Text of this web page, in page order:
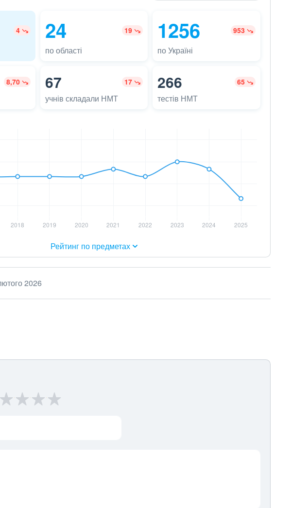
4 24 19
по області
1256 953
по Україні
8,70 67 17
учнів складали НМТ
266 65
тестів НМТ
Рейтинг по предметах
2026